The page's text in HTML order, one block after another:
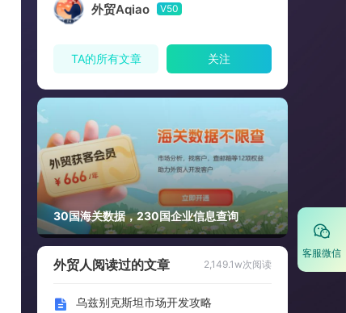
客服微信
外贸Aqiao V50
TA的所有文章 关注
30国海关数据，230国企业信息查询
外贸人阅读过的文章 2,149.1w次阅读
乌兹别克斯坦市场开发攻略